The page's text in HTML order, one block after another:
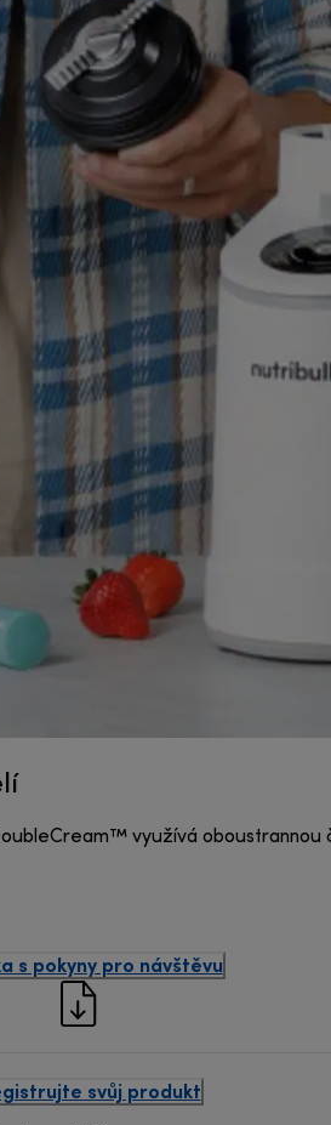
využívá
s pokyny pro návštěvu
svůj produkt